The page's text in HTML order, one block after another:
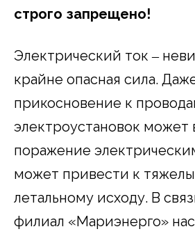
строго запрещено!
Электрический ток ‒
крайне опасная сила.
прикосновение к
электроустановок может
поражение
может привести к
летальному исходу. В
филиал «Мариэнерго»